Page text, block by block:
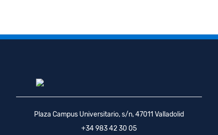
Plaza Campus Universitario, s/n, 47011 Valladolid
+34 983 42 30 05